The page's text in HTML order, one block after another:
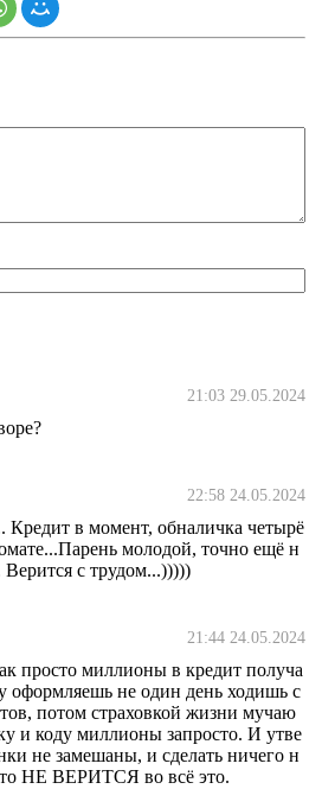
21:03 29.05.2024
22:58 24.05.2024
Кредит в момент, обналичка четырё
молодой, точно ещё н
с трудом...)))))
21:44 24.05.2024
просто миллионы в кредит получа
оформляешь не один день ходишь с
потом страховкой жизни мучаю
и коду миллионы запросто. И утве
не замешаны, и сделать ничего н
то НЕ ВЕРИТСЯ во всё это.